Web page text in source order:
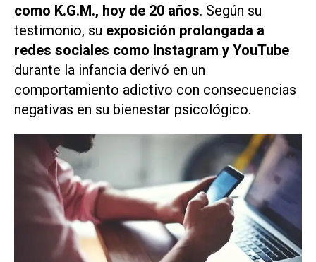
como K.G.M., hoy de 20 años. Según su
testimonio, su exposición prolongada a
redes sociales como Instagram y YouTube
durante la infancia derivó en un
comportamiento adictivo con consecuencias
negativas en su bienestar psicológico.